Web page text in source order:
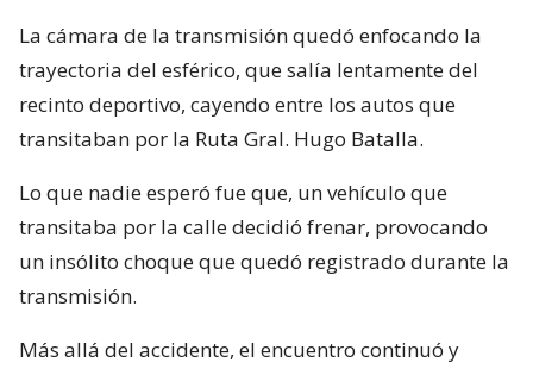
La cámara de la transmisión quedó enfocando la
trayectoria del esférico, que salía lentamente del
recinto deportivo, cayendo entre los autos que
transitaban por la Ruta Gral. Hugo Batalla.
Lo que nadie esperó fue que, un vehículo que
transitaba por la calle decidió frenar, provocando
un insólito choque que quedó registrado durante la
transmisión.
Más allá del accidente, el encuentro continuó y